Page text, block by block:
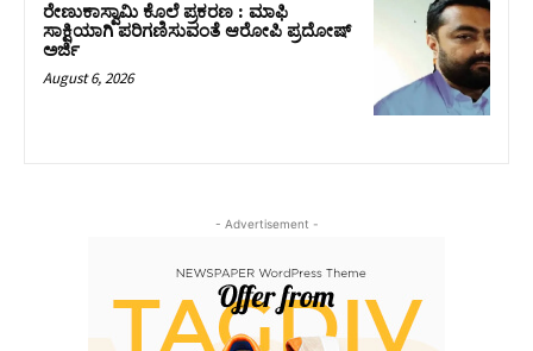
ರೇಣುಕಾಸ್ವಾಮಿ ಕೊಲೆ ಪ್ರಕರಣ : ಮಾಫಿ
ಸಾಕ್ಷಿಯಾಗಿ ಪರಿಗಣಿಸುವಂತೆ ಆರೋಪಿ ಪ್ರದೋಷ್‌
ಅರ್ಜಿ
August 6, 2026
- Advertisement -